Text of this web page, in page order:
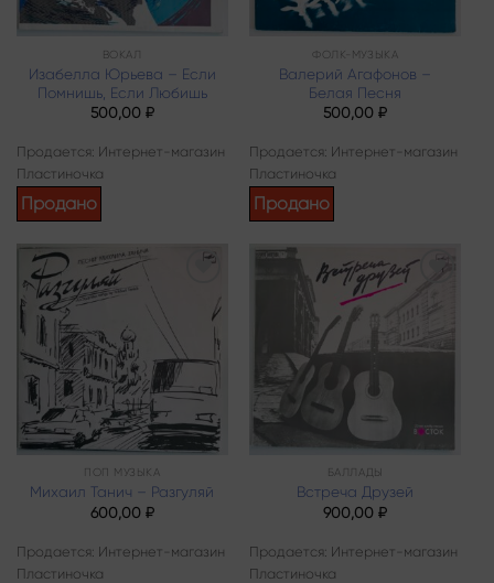
ВОКАЛ
Изабелла Юрьева – Если
Помнишь, Если Любишь
500,00 ₽
Продается: Интернет-магазин
Пластиночка
Продано
ФОЛК-МУЗЫКА
Валерий Агафонов –
Белая Песня
500,00₽
Продается: Интернет-магазин
Пластиночка
Продано
wishlist
ПОП МУЗЫКА
Михаил Танич – Разгуляй
600,00 ₽
Продается: Интернет-магазин
Пластиночка
БАЛЛАДЫ
Встреча Друзей
900,00₽
Продается: Интернет-магазин
Пластиночка